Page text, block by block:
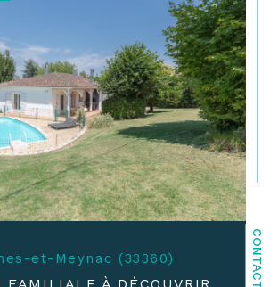
CONTACT
et-Meynac (33360)